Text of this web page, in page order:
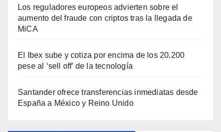
Los reguladores europeos advierten sobre el
aumento del fraude con criptos tras la llegada de
MiCA
El Ibex sube y cotiza por encima de los 20.200
pese al ‘sell off’ de la tecnología
Santander ofrece transferencias inmediatas desde
España a México y Reino Unido